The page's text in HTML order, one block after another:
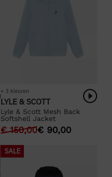
+ 3 kleuren
LYLE & SCOTT
Lyle & Scott Mesh Back
Softshell Jacket
€150,00€ 90,00
SALE